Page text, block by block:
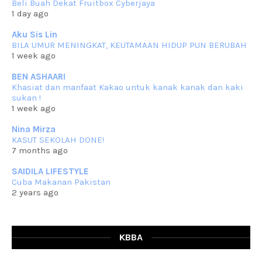
Assalammualaikum, salam semua. Masih belum terlambat untuk che
mat ucapkan
Jun 30 2023
RESIPI KURMA AYAM MERAH
Assalammualaikum, salam semua. Hari ni 4 Zulhijjah 1444 Hijrah,
Jun 23 2023
RESIPI SAMBAL PARU
Assalammualaikum, salam sejahtera semua. Lama betul che mat tak
Jun 20 2023
RESIPI PISANG MUDA MASAK LEMAK
lemak ni che mat... read more
Mar 07 2023
RESIPI BAMIA KAMBING
Beli Buah Dekat Fruitbox Cyberjaya
1 day ago
Aku Sis Lin
BILA UMUR MENINGKAT, KEUTAMAAN HIDUP PUN BERUBAH
1 week ago
BEN ASHAARI
Khasiat dan manfaat Kakao untuk kanak kanak dan kaki
sukan !
1 week ago
Nina Mirza
KASUT SEKOLAH DONE!
7 months ago
SAIDILA LIFESTYLE
Cuba Makanan Pakistan
2 years ago
KBBA